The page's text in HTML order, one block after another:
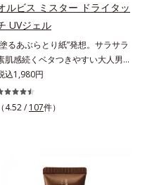
"。見えているシワはもちろん、
分では気づきにくい死角のシワの
善にも効果を発揮します。*1 メ
ニンの生成を抑え、シミ・ソバカ
を防ぐ*2 ナイアシンアミド（有
ステロール、水（基剤）、
BG（保湿）*3 角層まで*4 K石けん
方との比較*6 ドクダミエキス、シ
ルビス ミスター ドライタッ
UVジェル
るあぶらとり紙”発想。サラサラ
肌感続くベタつきやすい大人男性
のための日焼け止めジェル。メン
ブランド「オルビス ミスター」
の日焼け止めです。SPF50+・
だけます。高いUVカット力を持つ
込1,980円
（4.52 / 107件）